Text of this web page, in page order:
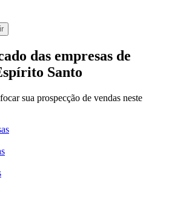
das empresas de
Santo
sua prospecção de vendas neste